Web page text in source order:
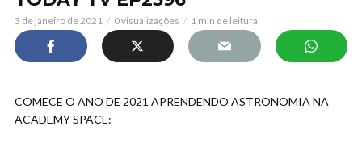
3 de janeiro de 2021 0 visualizações 1 min de leitura
COMECE O ANO DE 2021 APRENDENDO ASTRONOMIA NA
ACADEMY SPACE: